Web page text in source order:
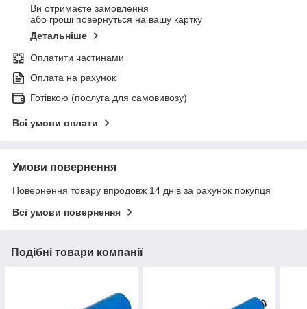
Ви отримаєте замовлення
або гроші повернуться на вашу картку
Детальніше
Оплатити частинами
Оплата на рахунок
Готівкою (послуга для самовивозу)
Всі умови оплати
Умови повернення
Повернення товару впродовж 14 днів за рахунок покупця
Всі умови повернення
Подібні товари компанії